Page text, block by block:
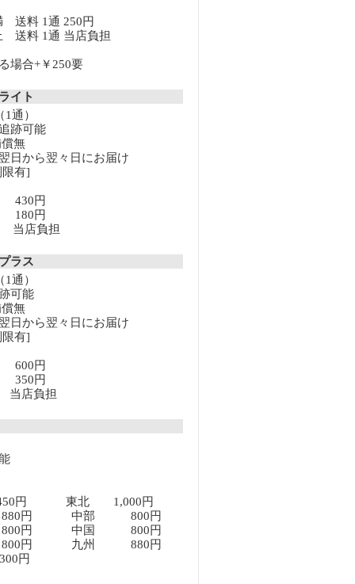
送料 1通 250円
送料 1通 当店負担
場合+￥250要
ライト
通）
跡可能
無
日から翌々日にお届け
有]
430円
180円
当店負担
プラス
通）
可能
無
日から翌々日にお届け
有]
600円
350円
当店負担
円 東北 1,000円
円 中部 800円
円 中国 800円
円 九州 880円
円